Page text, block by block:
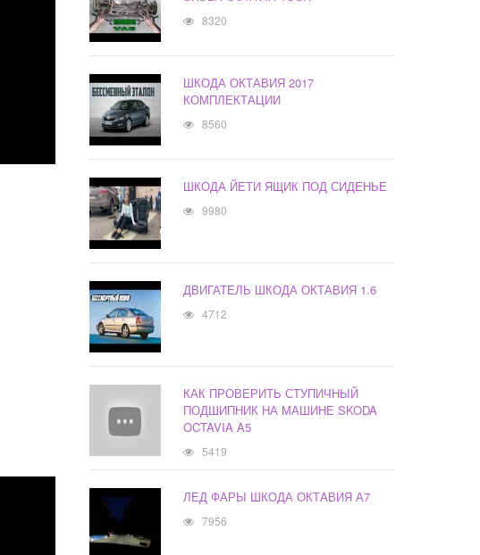
8320
ШКОДА ОКТАВИЯ 2017
КОМПЛЕКТАЦИИ
8560
ШКОДА ЙЕТИ ЯЩИК ПОД СИДЕНЬЕ
9980
ДВИГАТЕЛЬ ШКОДА ОКТАВИЯ 1.6
4712
КАК ПРОВЕРИТЬ СТУПИЧНЫЙ
ПОДШИПНИК НА МАШИНЕ SKODA
OCTAVIA A5
5419
ЛЕД ФАРЫ ШКОДА ОКТАВИЯ А7
7956